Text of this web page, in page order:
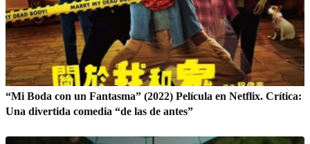
“Mi Boda con un Fantasma” (2022) Película en Netflix. Crítica:
Una divertida comedia “de las de antes”